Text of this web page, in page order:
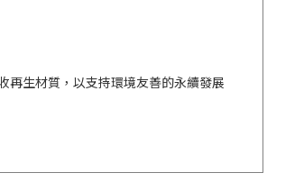
再生材質，以支持環境友善的永續發展